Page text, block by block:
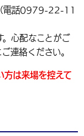
け情報
る
ト・祭り
電話0979-22-11
心配なことがご
連絡ください。
は来場を控えて